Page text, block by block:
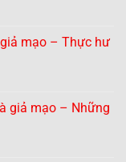
mạo – Thực hư
giả mạo – Những